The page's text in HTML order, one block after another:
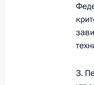
О
по
26
3.